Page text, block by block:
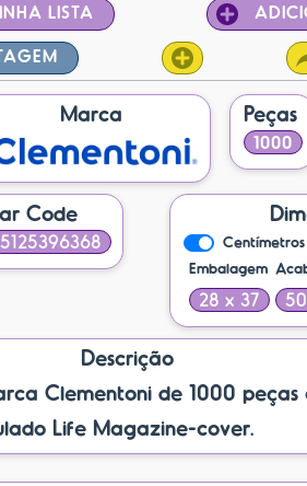
LISTA
Marca Peças
1000
Code
Centímetros
Embalagem
28 x 37
Descrição
Clementoni de 1000 peças
Life Magazine-cover.